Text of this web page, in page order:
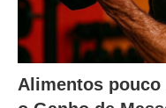
Alimentos pouco